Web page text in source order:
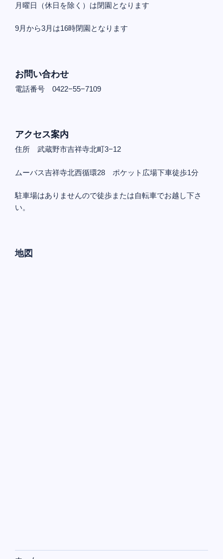
月曜日（休日を除く）は閉園となります
9月から3月は16時閉園となります
お問い合わせ
電話番号 0422−55−7109
アクセス案内
住所 武蔵野市吉祥寺北町3−12
ムーバス吉祥寺北西循環28 ポケット広場下車徒歩1分
駐車場はありませんので徒歩または自転車でお越し下さ
い。
地図